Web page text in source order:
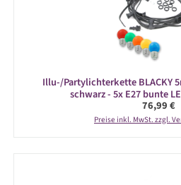
Illu-/Partylichterkette BLACKY
schwarz - 5x E27 bunte
Regulärer
76,99 €
Preise inkl. MwSt. zzgl.